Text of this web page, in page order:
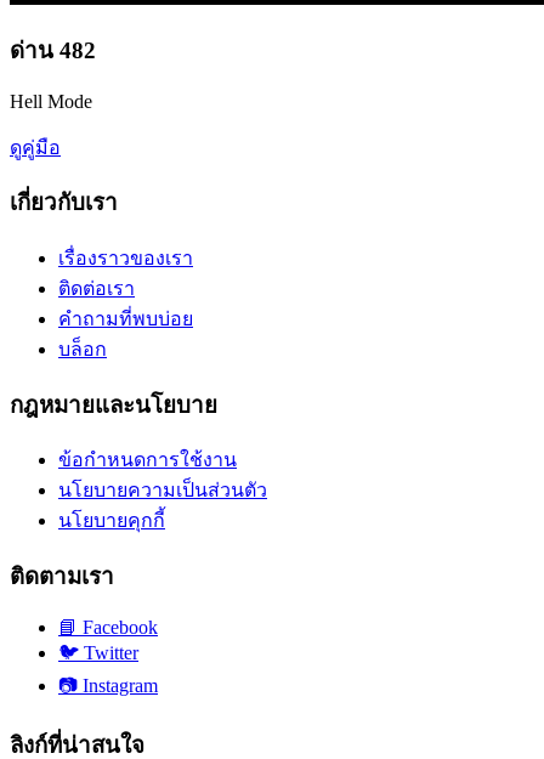
ด่าน 482
Hell Mode
ดูคู่มือ
เกี่ยวกับเรา
เรื่องราวของเรา
ติดต่อเรา
คำถามที่พบบ่อย
บล็อก
กฎหมายและนโยบาย
ข้อกำหนดการใช้งาน
นโยบายความเป็นส่วนตัว
นโยบายคุกกี้
ติดตามเรา
📘 Facebook
🐦 Twitter
📷 Instagram
ลิงก์ที่น่าสนใจ